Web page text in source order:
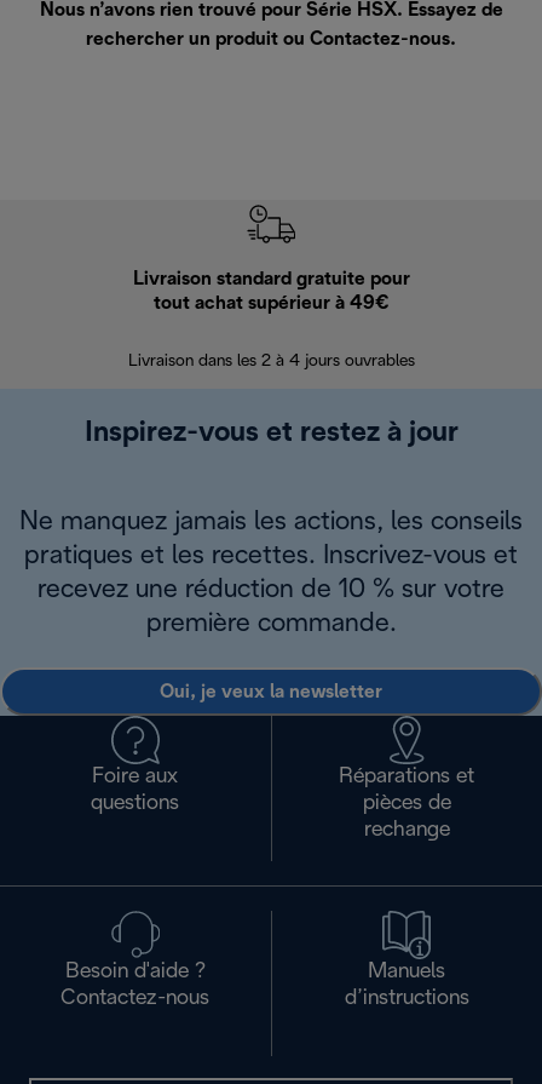
Nous n’avons rien trouvé pour Série HSX. Essayez de
rechercher un produit ou Contactez-nous.
Livraison standard gratuite pour
tout achat supérieur à 49€
Livraison dans les 2 à 4 jours ouvrables
Inspirez-vous et restez à jour
Ne manquez jamais les actions, les conseils
pratiques et les recettes. Inscrivez-vous et
recevez une réduction de 10 % sur votre
première commande.
Oui, je veux la newsletter
Foire aux
questions
Réparations et
pièces de
rechange
Besoin d'aide ?
Contactez-nous
Manuels
d’instructions